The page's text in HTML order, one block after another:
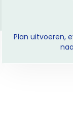
Plan uitvoeren,